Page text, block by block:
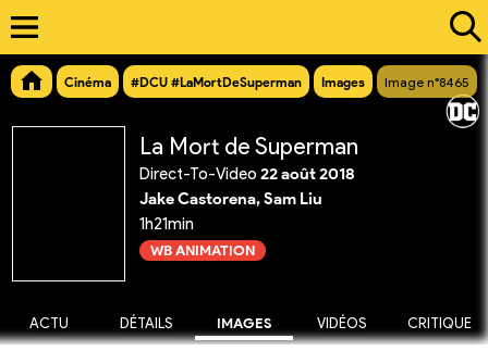
Cinéma #DCU #LaMortDeSuperman Images Image n°8465
La Mort de Superman
Direct-To-Video 22 août 2018
Jake Castorena, Sam Liu
1h21min
WB ANIMATION
ACTU DÉTAILS IMAGES VIDÉOS CRITIQUE